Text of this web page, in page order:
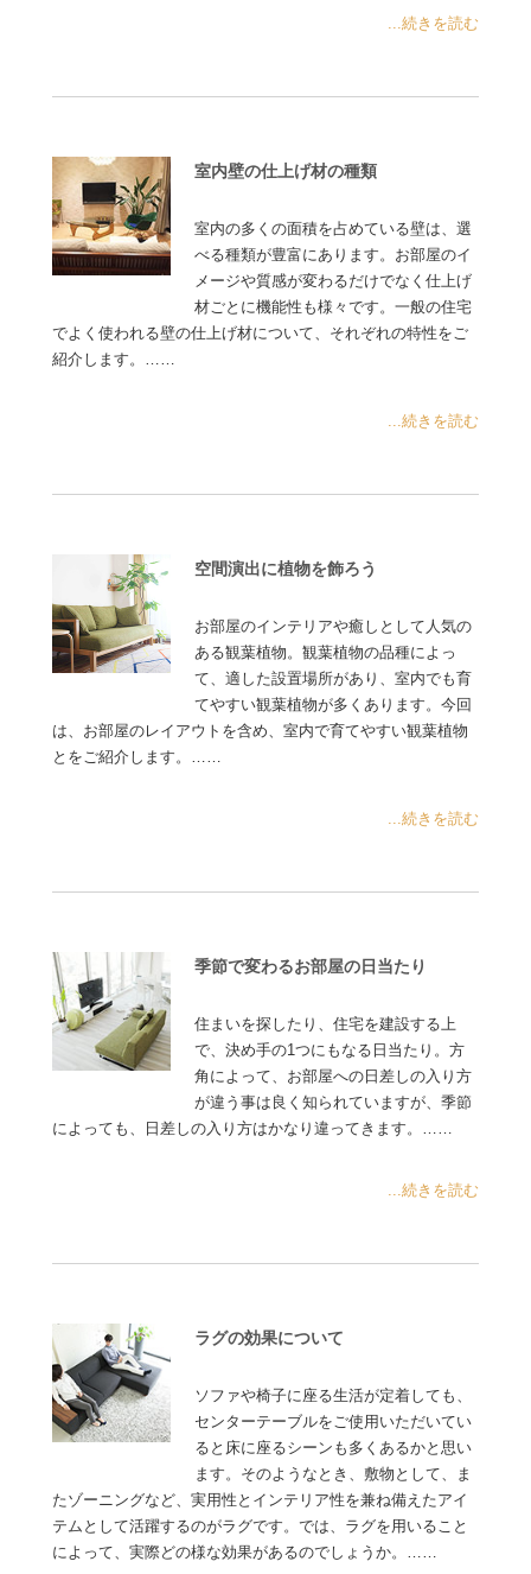
...続きを読む
室内壁の仕上げ材の種類
室内の多くの面積を占めている壁は、選
べる種類が豊富にあります。お部屋のイ
メージや質感が変わるだけでなく仕上げ
材ごとに機能性も様々です。一般の住宅
でよく使われる壁の仕上げ材について、それぞれの特性をご
紹介します。……
...続きを読む
空間演出に植物を飾ろう
お部屋のインテリアや癒しとして人気の
ある観葉植物。観葉植物の品種によっ
て、適した設置場所があり、室内でも育
てやすい観葉植物が多くあります。今回
は、お部屋のレイアウトを含め、室内で育てやすい観葉植物
とをご紹介します。……
...続きを読む
季節で変わるお部屋の日当たり
住まいを探したり、住宅を建設する上
で、決め手の1つにもなる日当たり。方
角によって、お部屋への日差しの入り方
が違う事は良く知られていますが、季節
によっても、日差しの入り方はかなり違ってきます。……
...続きを読む
ラグの効果について
ソファや椅子に座る生活が定着しても、
センターテーブルをご使用いただいてい
ると床に座るシーンも多くあるかと思い
ます。そのようなとき、敷物として、ま
たゾーニングなど、実用性とインテリア性を兼ね備えたアイ
テムとして活躍するのがラグです。では、ラグを用いること
によって、実際どの様な効果があるのでしょうか。……